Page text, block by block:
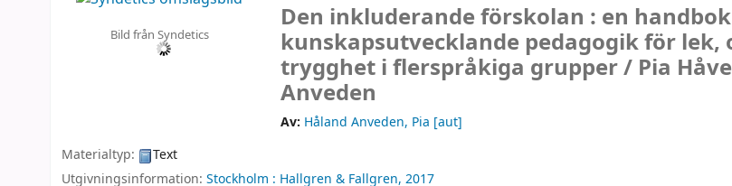
Bild från Syndetics
Den inkluderande förskolan : en
kunskapsutvecklande pedagogik för lek,
trygghet i flerspråkiga grupper / Pia
Anveden
Av: Håland Anveden, Pia [aut]
Materialtyp:
Text
Utgivningsinformation: Stockholm : Hallgren & Fallgren, 2017